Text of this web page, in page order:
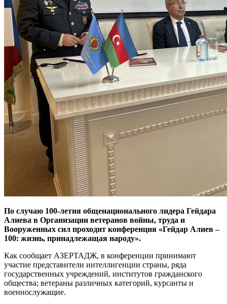
По случаю 100-летия общенационального лидера Гейдара
Алиева в Организации ветеранов войны, труда и
Вооруженных сил проходит конференция «Гейдар Алиев –
100: жизнь, принадлежащая народу».
Как сообщает АЗЕРТАДЖ, в конференции принимают
участие представители интеллигенции страны, ряда
государственных учреждений, институтов гражданского
общества; ветераны различных категорий, курсанты и
военнослужащие.